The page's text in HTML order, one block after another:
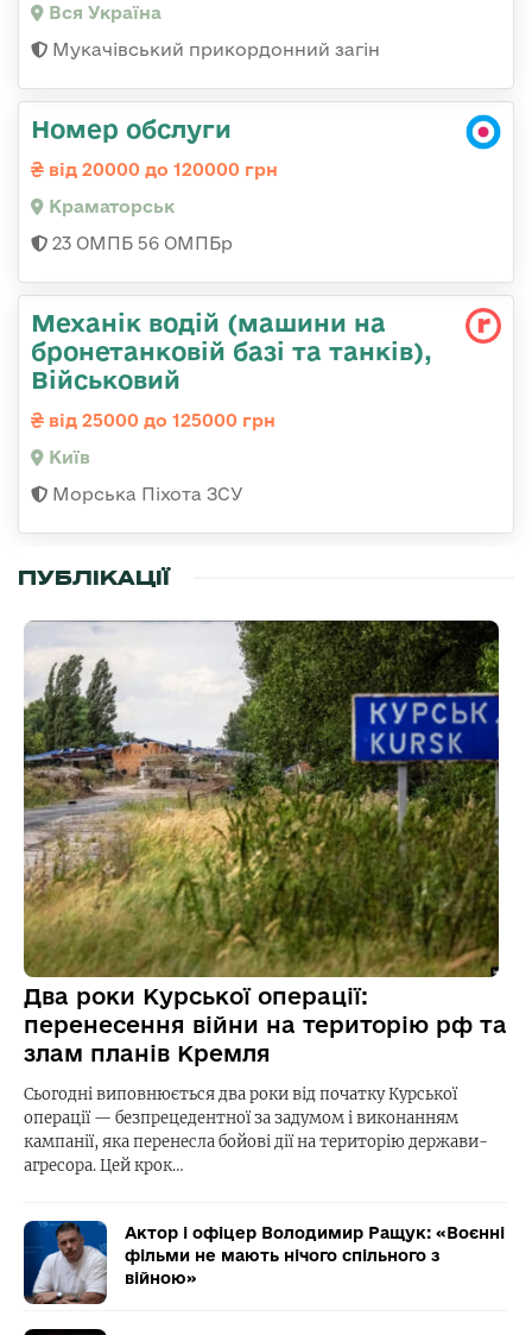
Вся Україна
Мукачівський прикордонний загін
Номер обслуги
від 20000 до 120000 грн
Краматорськ
23 ОМПБ 56 ОМПБр
Механік водій (машини на
бронетанковій базі та танків),
Військовий
від 25000 до 125000 грн
Київ
Морська Піхота ЗСУ
ПУБЛІКАЦІЇ
Два роки Курської операції:
перенесення війни на територію рф та
злам планів Кремля
Сьогодні виповнюється два роки від початку Курської
операції — безпрецедентної за задумом і виконанням
кампанії, яка перенесла бойові дії на територію держави-
агресора. Цей крок…
Актор і офіцер Володимир Ращук: «Воєнні
фільми не мають нічого спільного з
війною»